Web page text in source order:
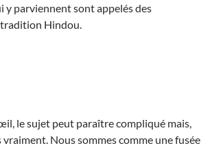
y parviennent sont appelés des
Hindou.
le sujet peut paraître compliqué mais,
vraiment. Nous sommes comme une fusée